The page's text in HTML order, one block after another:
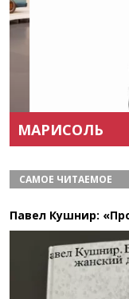
МАРИСОЛЬ
САМОЕ ЧИТАЕМОЕ
Павел Кушнир: